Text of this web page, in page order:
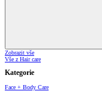
Zobrazit vše
Vše z Hair care
Kategorie
Face + Body Care